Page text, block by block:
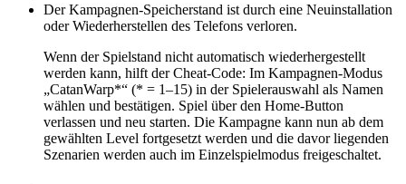
Der Kampagnen-Speicherstand ist durch eine Neuinstallation
oder Wiederherstellen des Telefons verloren.
Wenn der Spielstand nicht automatisch wiederhergestellt
werden kann, hilft der Cheat-Code: Im Kampagnen-Modus
„CatanWarp*“ (* = 1–15) in der Spielerauswahl als Namen
wählen und bestätigen. Spiel über den Home-Button
verlassen und neu starten. Die Kampagne kann nun ab dem
gewählten Level fortgesetzt werden und die davor liegenden
Szenarien werden auch im Einzelspielmodus freigeschaltet.